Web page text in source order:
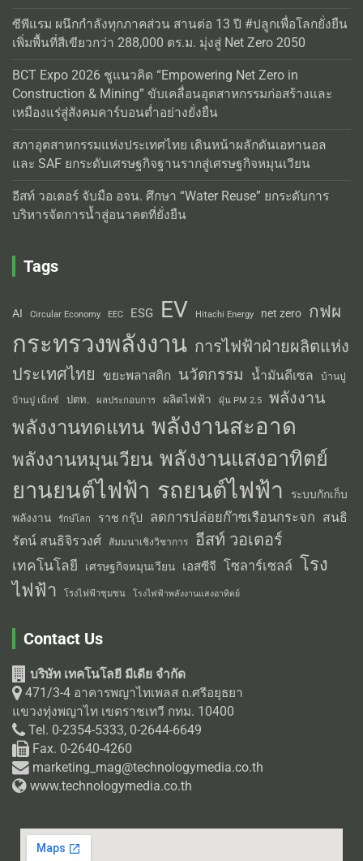
ซีพีแรม ผนึกกำลังทุกภาคส่วน สานต่อ 13 ปี #ปลูกเพื่อโลกยั่งยืน
เพิ่มพื้นที่สีเขียวกว่า 288,000 ตร.ม. มุ่งสู่ Net Zero 2050
BCT Expo 2026 ชูแนวคิด “Empowering Net Zero in
Construction & Mining” ขับเคลื่อนอุตสาหกรรมก่อสร้างและ
เหมืองแร่สู่สังคมคาร์บอนต่ำอย่างยั่งยืน
สภาอุตสาหกรรมแห่งประเทศไทย เดินหน้าผลักดันเอทานอล
และ SAF ยกระดับเศรษฐกิจฐานรากสู่เศรษฐกิจหมุนเวียน
อีสท์ วอเตอร์ จับมือ อจน. ศึกษา “Water Reuse” ยกระดับการ
บริหารจัดการน้ำสู่อนาคตที่ยั่งยืน
Tags
AI Circular Economy EEC ESG EV Hitachi Energy net zero กฟผ
กระทรวงพลังงาน การไฟฟ้าฝ่ายผลิตแห่ง
ประเทศไทย
ขยะพลาสติก นวัตกรรม น้ำมันดีเซล บ้านปู
บ้านปู เน็กซ์ ปตท. ผลประกอบการ ผลิตไฟฟ้า ฝุ่น PM 2.5 พลังงาน
พลังงานทดแทน พลังงานสะอาด
พลังงานหมุนเวียน พลังงานแสงอาทิตย์
ยานยนต์ไฟฟ้า รถยนต์ไฟฟ้า
ระบบกักเก็บ
พลังงาน
รักษ์โลก ราช กรุ๊ป ลดการปล่อยก๊าซเรือนกระจก สนธิ
รัตน์ สนธิจิรวงศ์
สัมมนาเชิงวิชาการ อีสท์ วอเตอร์
เทคโนโลยี เศรษฐกิจหมุนเวียน เอสซีจี โซลาร์เซลล์ โรง
ไฟฟ้า
โรงไฟฟ้าชุมชน โรงไฟฟ้าพลังงานแสงอาทิตย์
Contact Us
บริษัท เทคโนโลยี มีเดีย จำกัด
471/3-4 อาคารพญาไทเพลส ถ.ศรีอยุธยา
แขวงทุ่งพญาไท เขตราชเทวี กทม. 10400
Tel. 0-2354-5333, 0-2644-6649
Fax. 0-2640-4260
marketing_mag@technologymedia.co.th
www.technologymedia.co.th